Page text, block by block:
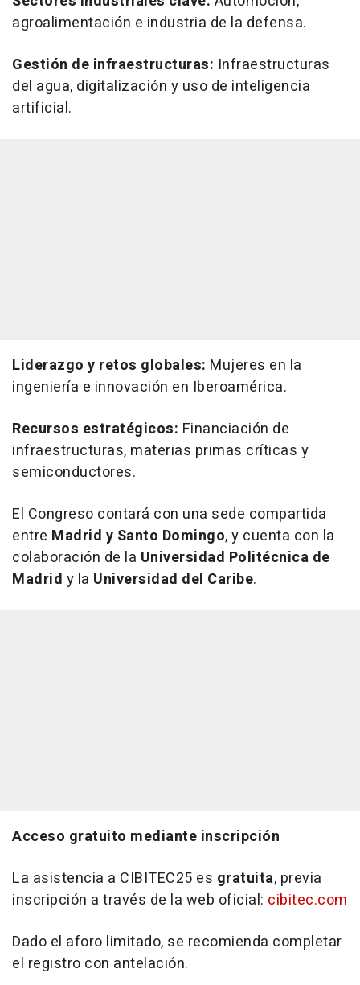
agroalimentación e industria de la defensa.
Gestión de infraestructuras: Infraestructuras
del agua, digitalización y uso de inteligencia
artificial.
Liderazgo y retos globales: Mujeres en la
ingeniería e innovación en Iberoamérica.
Recursos estratégicos: Financiación de
infraestructuras, materias primas críticas y
semiconductores.
El Congreso contará con una sede compartida
entre Madrid y Santo Domingo, y cuenta con la
colaboración de la Universidad Politécnica de
Madrid y la Universidad del Caribe.
Acceso gratuito mediante inscripción
La asistencia a CIBITEC25 es gratuita, previa
inscripción a través de la web oficial: cibitec.com
Dado el aforo limitado, se recomienda completar
el registro con antelación.